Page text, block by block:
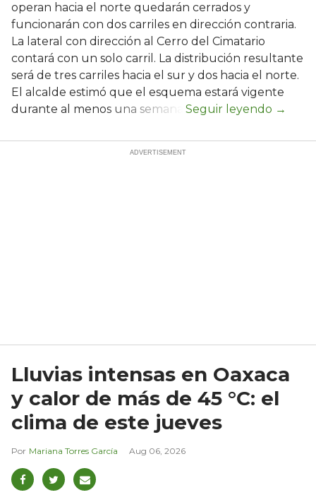
operan hacia el norte quedarán cerrados y
funcionarán con dos carriles en dirección contraria.
La lateral con dirección al Cerro del Cimatario
contará con un solo carril. La distribución resultante
será de tres carriles hacia el sur y dos hacia el norte.
El alcalde estimó que el esquema estará vigente
durante al menos una semana.
Lluvias intensas en Oaxaca
y calor de más de 45 °C: el
clima de este jueves
Mariana Torres García Aug 06, 2026